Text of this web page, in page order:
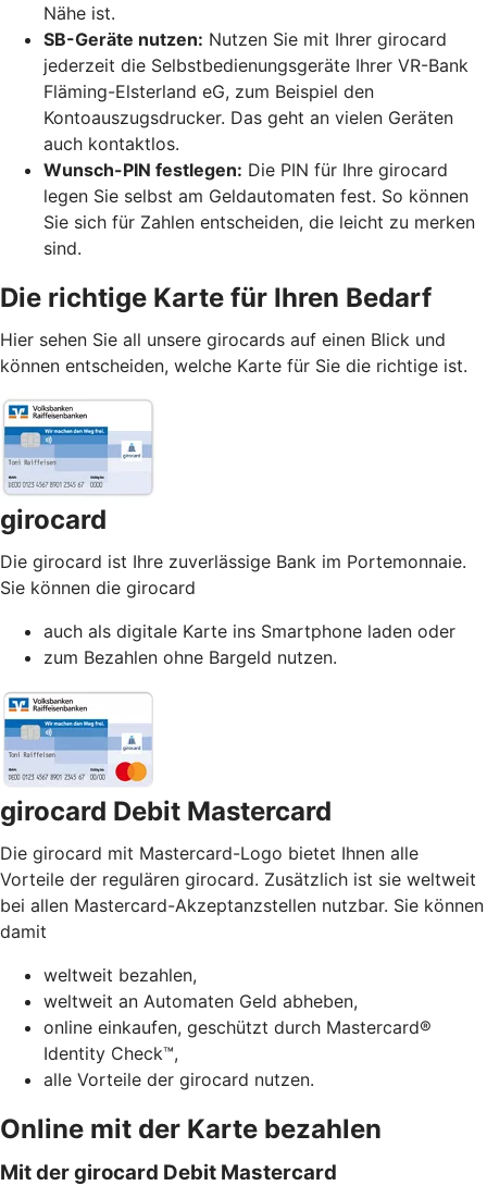
Nähe ist.
SB-Geräte nutzen: Nutzen Sie mit Ihrer girocard
jederzeit die Selbstbedienungsgeräte Ihrer VR-Bank
Fläming-Elsterland eG, zum Beispiel den
Kontoauszugsdrucker. Das geht an vielen Geräten
auch kontaktlos.
Wunsch-PIN festlegen: Die PIN für Ihre girocard
legen Sie selbst am Geldautomaten fest. So können
Sie sich für Zahlen entscheiden, die leicht zu merken
sind.
Die richtige Karte für Ihren Bedarf
Hier sehen Sie all unsere girocards auf einen Blick und
können entscheiden, welche Karte für Sie die richtige ist.
girocard
Die girocard ist Ihre zuverlässige Bank im Portemonnaie.
Sie können die girocard
auch als digitale Karte ins Smartphone laden oder
zum Bezahlen ohne Bargeld nutzen.
girocard Debit Mastercard
Die girocard mit Mastercard-Logo bietet Ihnen alle
Vorteile der regulären girocard. Zusätzlich ist sie weltweit
bei allen Mastercard-Akzeptanzstellen nutzbar. Sie können
damit
weltweit bezahlen,
weltweit an Automaten Geld abheben,
online einkaufen, geschützt durch Mastercard®
Identity Check™,
alle Vorteile der girocard nutzen.
Online mit der Karte bezahlen
Mit der girocard Debit Mastercard